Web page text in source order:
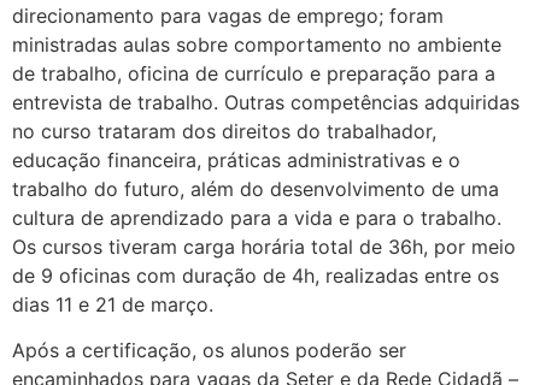
direcionamento para vagas de emprego; foram
ministradas aulas sobre comportamento no ambiente
de trabalho, oficina de currículo e preparação para a
entrevista de trabalho. Outras competências adquiridas
no curso trataram dos direitos do trabalhador,
educação financeira, práticas administrativas e o
trabalho do futuro, além do desenvolvimento de uma
cultura de aprendizado para a vida e para o trabalho.
Os cursos tiveram carga horária total de 36h, por meio
de 9 oficinas com duração de 4h, realizadas entre os
dias 11 e 21 de março.
Após a certificação, os alunos poderão ser
encaminhados para vagas da Seter e da Rede Cidadã –